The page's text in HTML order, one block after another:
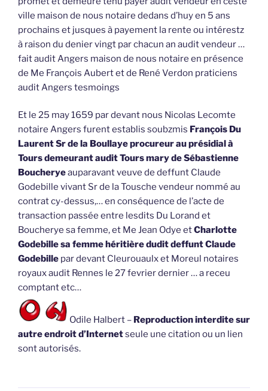
ville maison de nous notaire dedans d’huy en 5 ans
prochains et jusques à payement la rente ou intérestz
à raison du denier vingt par chacun an audit vendeur …
fait audit Angers maison de nous notaire en présence
de Me François Aubert et de René Verdon praticiens
audit Angers tesmoings
Et le 25 may 1659 par devant nous Nicolas Lecomte
notaire Angers furent establis soubzmis François Du
Laurent Sr de la Boullaye procureur au présidial à
Tours demeurant audit Tours mary de Sébastienne
Boucheryeauparavant veuve de deffunt Claude
Godebille vivant Sr de la Tousche vendeur nommé au
contrat cy-dessus,… en conséquence de l’acte de
transaction passée entre lesdits Du Lorand et
Boucherye sa femme, et Me Jean Odye etCharlotte
Godebille sa femme héritière dudit deffunt Claude
Godebille par devant Cleurouaulx et Moreul notaires
royaux audit Rennes le 27 fevrier dernier … a receu
comptant etc…
Odile Halbert – Reproduction interdite sur
autre endroit d’Internetseule une citation ou un lien
sont autorisés.